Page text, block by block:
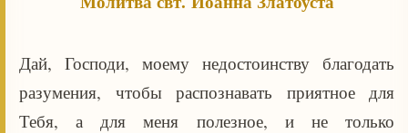
Дай, Господи, моему недостоинству благодать
разумения, чтобы распознавать приятное для
Тебя, а для меня полезное, и не только